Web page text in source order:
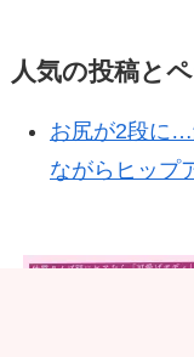
人気の投稿と
お尻が2段に…
ながらヒップ